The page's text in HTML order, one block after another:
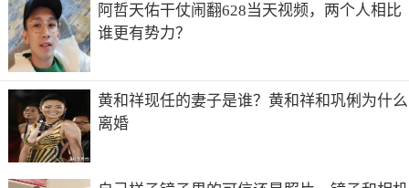
阿哲天佑干仗闹翻628当天视频，两个人相比
谁更有势力？
黄和祥现任的妻子是谁？黄和祥和巩俐为什么
离婚